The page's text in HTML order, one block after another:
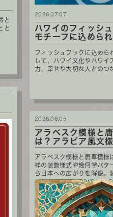
と
と
ハワイのフィッシ
モチーフに込めら
フィッシュフックに込めら
して、ハワイ文化やハワイ
力、幸せや大切な人とのつ
2026.07.07
アラベスク模様と
は？アラビア風文
アラベスク模様と唐草模様
祥の装飾様式や幾何学パタ
ら日本への広がりを解説。
2026.06.05